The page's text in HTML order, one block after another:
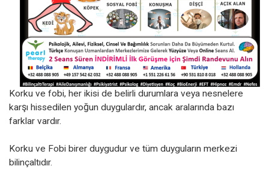
Korku ve fobi, her ikisi de belirli durumlara veya nesnelere
karşı hissedilen yoğun duygulardır, ancak aralarında bazı
farklar vardır.
Korku ve Fobi birer duygudur ve tüm duyguların merkezi
bilinçaltıdır.